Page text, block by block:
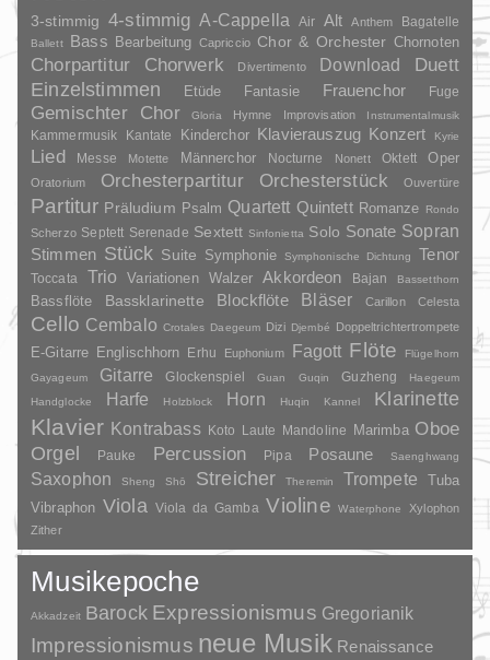
3-stimmig 4-stimmig A-Cappella Air Alt Anthem Bagatelle
Ballett Bass Bearbeitung Capriccio Chor & Orchester Chornoten
Chorpartitur Chorwerk Divertimento Download
Duett
Einzelstimmen
Etüde Fantasie Frauenchor Fuge
Gemischter Chor Gloria Hymne Improvisation Instrumentalmusik
Kammermusik Kantate Kinderchor Klavierauszug Konzert Kyrie
Lied Messe Motette Männerchor Nocturne Nonett Oktett Oper
Oratorium Orchesterpartitur Orchesterstück Ouvertüre
Partitur Präludium Psalm Quartett Quintett Romanze Rondo
Scherzo Septett Serenade Sextett Sinfonietta Solo Sonate Sopran
Stimmen Stück Suite Symphonie Symphonische Dichtung Tenor
Toccata Trio Variationen Walzer Akkordeon Bajan Bassetthorn
Bassflöte Bassklarinette Blockflöte Bläser Carillon Celesta
Cello Cembalo Crotales Daegeum Dizi Djembé Doppeltrichtertrompete
E-Gitarre Englischhorn Erhu Euphonium Fagott Flöte
Flügelhorn
Gayageum
Gitarre Glockenspiel Guan Guqin Guzheng
Haegeum
Handglocke
Harfe Holzblock Horn Huqin Kannel Klarinette
Klavier Kontrabass Koto Laute Mandoline Marimba Oboe
Orgel Pauke Percussion Pipa Posaune Saenghwang
Saxophon Sheng Shō Streicher Theremin Trompete
Tuba
Vibraphon Viola Viola da Gamba Violine Waterphone
Xylophon
Zither
Musikepoche
Akkadzeit Barock Expressionismus Gregorianik
Impressionismus neue Musik Renaissance